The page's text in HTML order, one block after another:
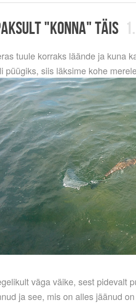
"KONNA" TÄIS
tuule korraks läände ja kuna
püügiks, siis läksime kohe
väga väike, sest pidevalt
ja see, mis on alles jäänud